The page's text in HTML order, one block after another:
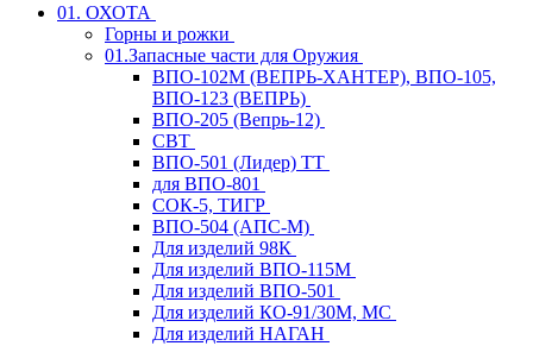
01. ОХОТА
Горны и рожки
01.Запасные части для Оружия
ВПО-102М (ВЕПРЬ-ХАНТЕР), ВПО-105,
ВПО-123 (ВЕПРЬ)
ВПО-205 (Вепрь-12)
СВТ
ВПО-501 (Лидер) ТТ
для ВПО-801
СОК-5, ТИГР
ВПО-504 (АПС-М)
Для изделий 98К
Для изделий ВПО-115М
Для изделий ВПО-501
Для изделий КО-91/30М, МС
Для изделий НАГАН